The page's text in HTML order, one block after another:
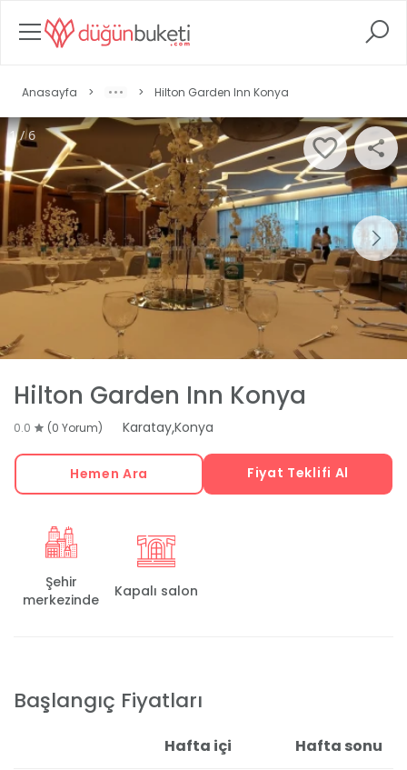
Anasayfa > > Hilton Garden Inn Konya
1 / 6
Hilton Garden Inn Konya
0.0 (0 Yorum) Karatay,Konya
Hemen Ara Fiyat Teklifi Al
Şehir
merkezinde
Kapalı salon
Başlangıç Fiyatları
Hafta içi Hafta sonu